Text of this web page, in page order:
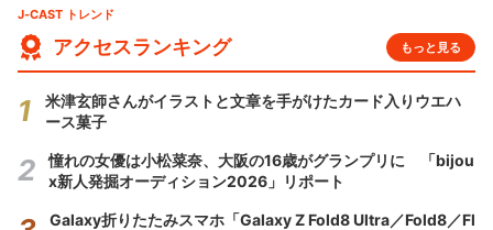
J-CAST トレンド
アクセスランキング もっと見る
米津玄師さんがイラストと文章を手がけたカード入りウエハ
ース菓子
憧れの女優は小松菜奈、大阪の16歳がグランプリに 「bijou
x新人発掘オーディション2026」リポート
Galaxy折りたたみスマホ「Galaxy Z Fold8 Ultra／Fold8／Fl